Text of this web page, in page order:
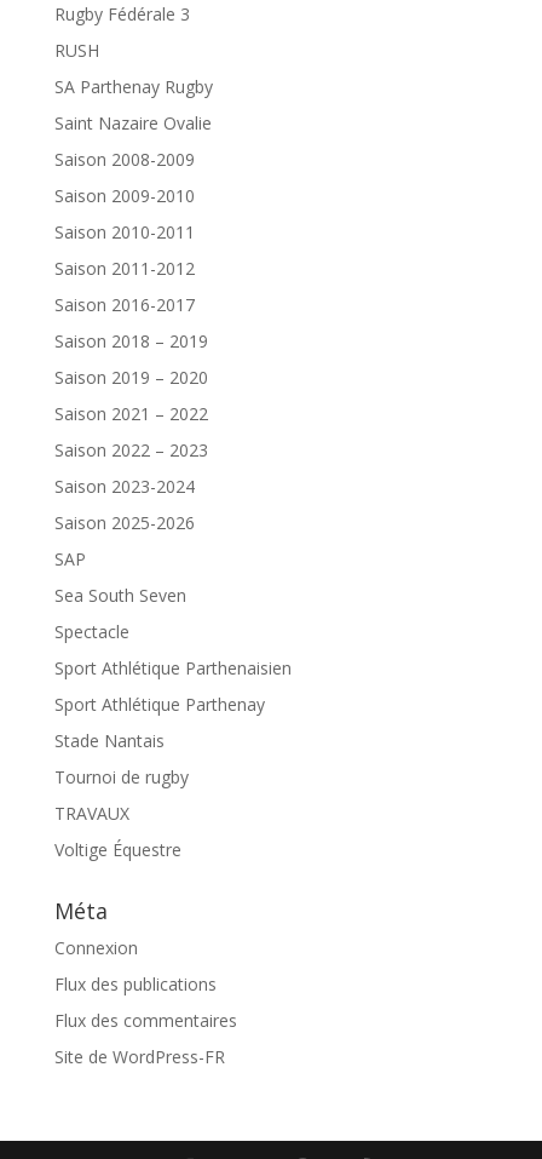
Rugby Fédérale 3
RUSH
SA Parthenay Rugby
Saint Nazaire Ovalie
Saison 2008-2009
Saison 2009-2010
Saison 2010-2011
Saison 2011-2012
Saison 2016-2017
Saison 2018 – 2019
Saison 2019 – 2020
Saison 2021 – 2022
Saison 2022 – 2023
Saison 2023-2024
Saison 2025-2026
SAP
Sea South Seven
Spectacle
Sport Athlétique Parthenaisien
Sport Athlétique Parthenay
Stade Nantais
Tournoi de rugby
TRAVAUX
Voltige Équestre
Méta
Connexion
Flux des publications
Flux des commentaires
Site de WordPress-FR